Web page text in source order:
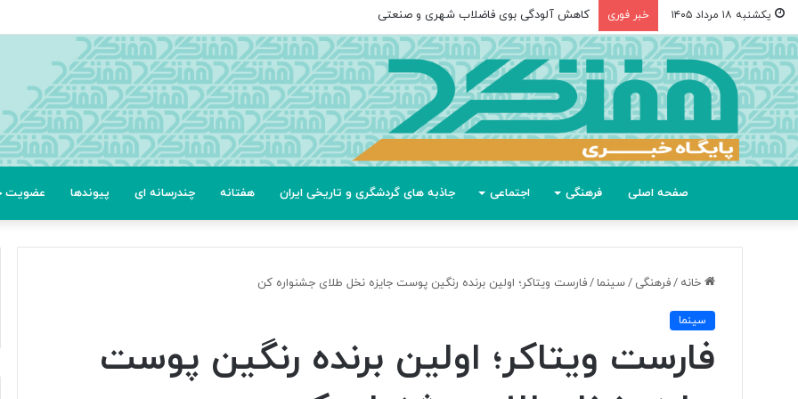
یکشنبه ۱۸ مرداد ۱۴۰۵ خبر فوری کاهش آلودگی بوی فاضلاب شهری و صنعتی
صفحه اصلی فرهنگی اجتماعی جاذبه های گردشگری و تاریخی ایران هفتانه چندرسانه ای پیوندها عضویت
خانه /فرهنگی /سینما /فارست ویتاکر؛ اولین برنده رنگین پوست جایزه نخل طلای جشنواره کن
سینما
فارست ویتاکر؛ اولین برنده رنگین پوست